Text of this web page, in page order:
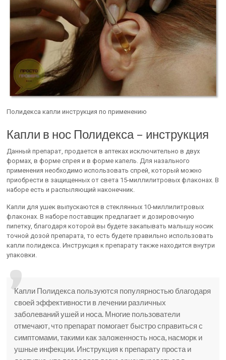
Полидекса капли инструкция по применению
Капли в нос Полидекса – инструкция
Данный препарат, продается в аптеках исключительно в двух
формах, в форме спрея и в форме капель. Для назального
применения необходимо использовать спрей, который можно
приобрести в защищенных от света 15-миллилитровых флаконах. В
наборе есть и распыляющий наконечник.
Капли для ушек выпускаются в стеклянных 10-миллилитровых
флаконах. В наборе поставщик предлагает и дозировочную
пипетку, благодаря которой вы будете закапывать малышу носик
точной дозой препарата, то есть будете правильно использовать
капли полидекса. Инструкция к препарату также находится внутри
упаковки.
Капли Полидекса пользуются популярностью благодаря
своей эффективности в лечении различных
заболеваний ушей и носа. Многие пользователи
отмечают, что препарат помогает быстро справиться с
симптомами, такими как заложенность носа, насморк и
ушные инфекции. Инструкция к препарату проста и